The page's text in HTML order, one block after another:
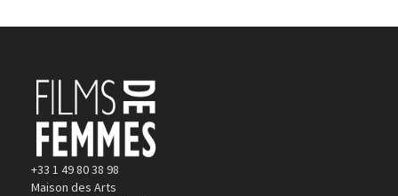
+33 1 49 80 38 98
Maison des Arts